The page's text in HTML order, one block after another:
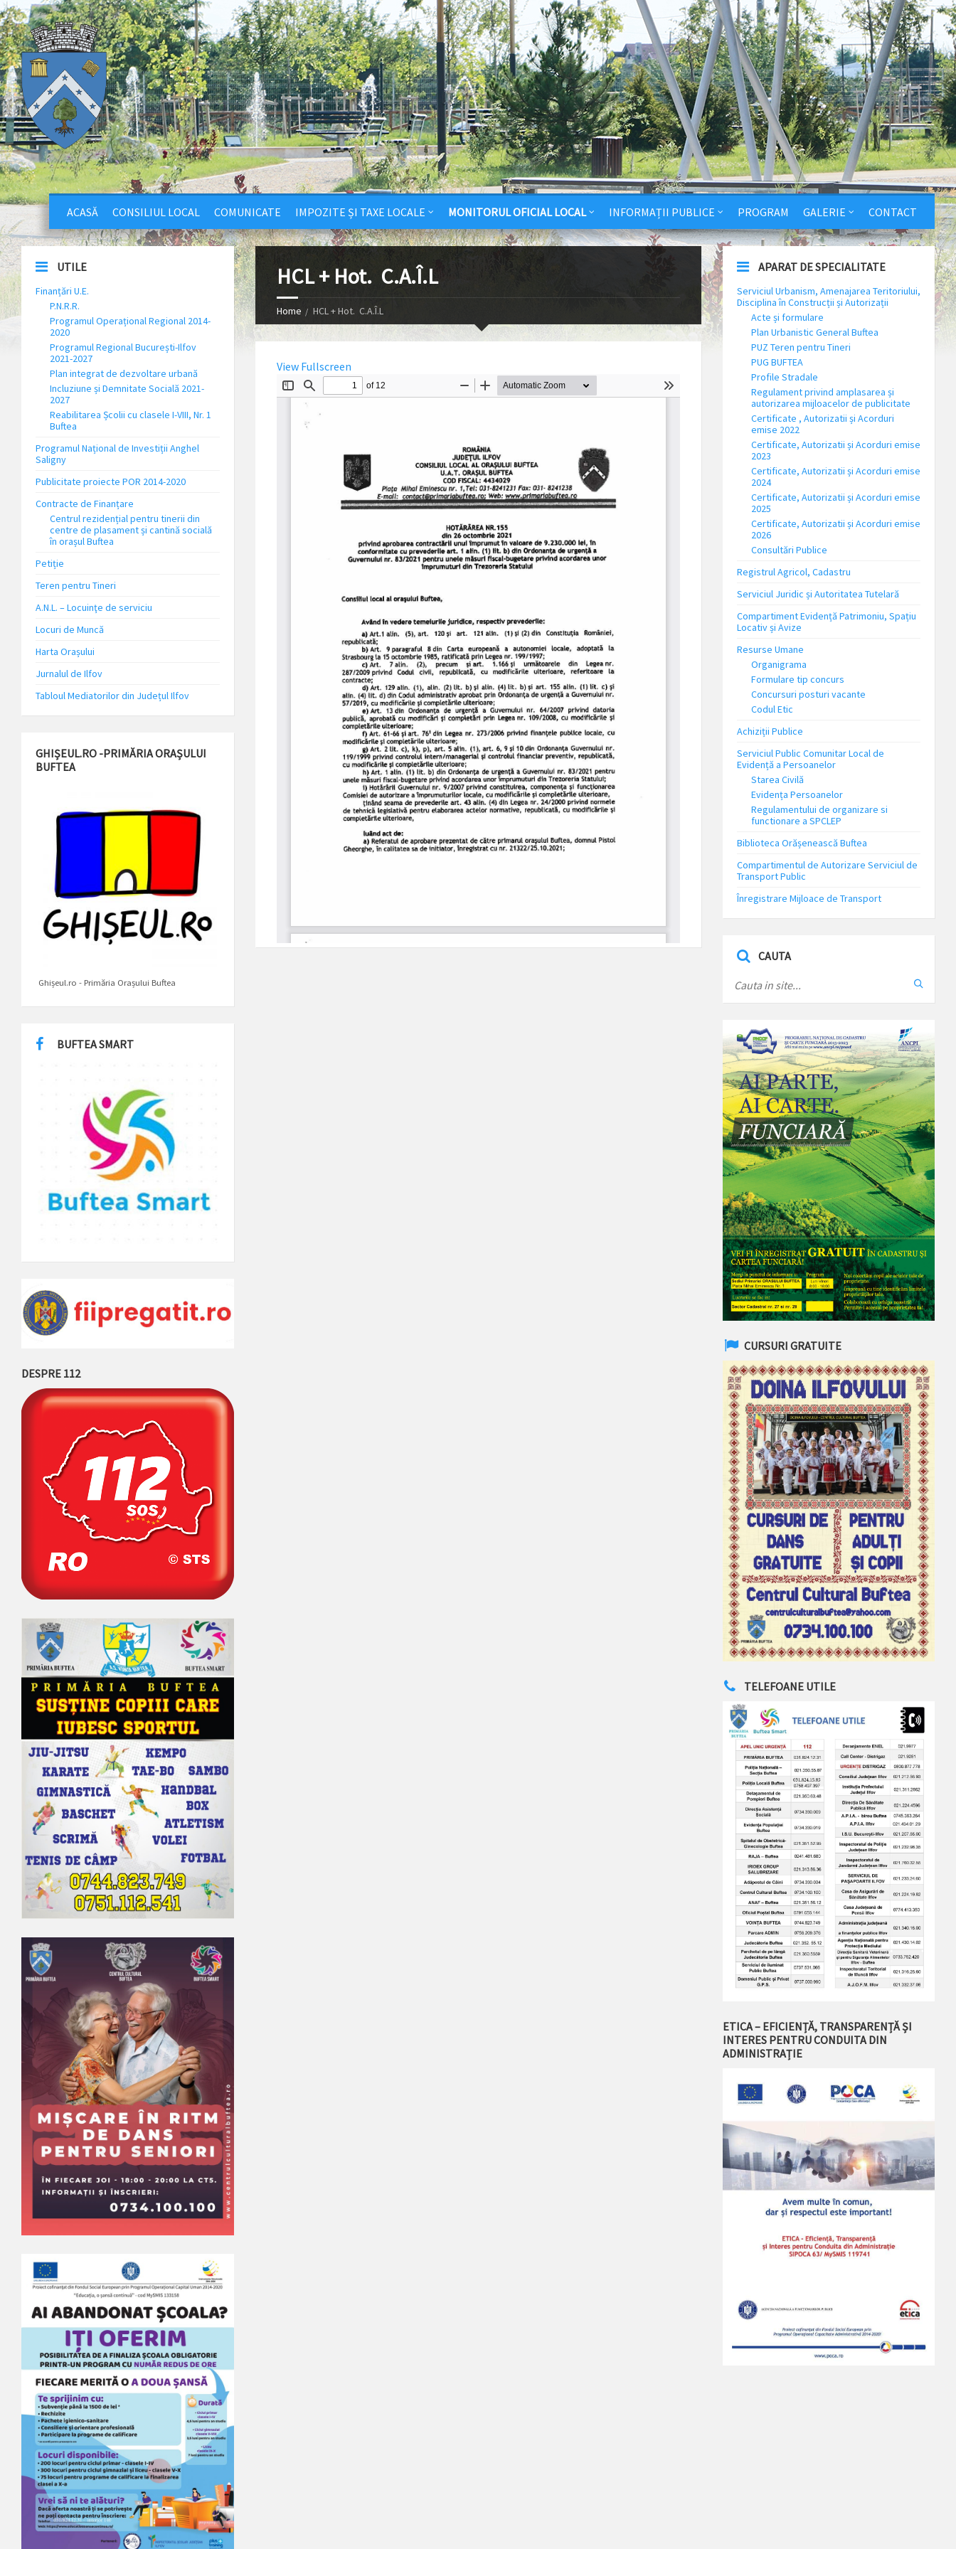
ACASĂ CONSILIUL LOCAL COMUNICATE IMPOZITE ȘI TAXE LOCALE MONITORUL OFICIAL LOCAL INFORMAȚII PUBLICE PROGRAM GALERIE CONTACT
HCL + Hot. C.A.Î.L
Home HCL + Hot. C.A.Î.L
View Fullscreen
UTILE
Finanțări U.E.
P.N.R.R.
Programul Operațional Regional 2014-
2020
Programul Regional București-Ilfov
2021-2027
Plan integrat de dezvoltare urbană
Incluziune și Demnitate Socială 2021-
2027
Reabilitarea Școlii cu clasele I-VIII, Nr. 1
Buftea
Programul Național de Investiții Anghel
Saligny
Publicitate proiecte POR 2014-2020
Contracte de Finanțare
Centrul rezidențial pentru tinerii din
centre de plasament și cantină socială
în orașul Buftea
Petiție
Teren pentru Tineri
A.N.L. – Locuinţe de serviciu
Locuri de Muncă
Harta Orașului
Jurnalul de Ilfov
Tabloul Mediatorilor din Județul Ilfov
GHIȘEUL.RO -PRIMĂRIA ORAȘULUI
BUFTEA
Ghișeul.ro - Primăria Orașului Buftea
BUFTEA SMART
DESPRE 112
APARAT DE SPECIALITATE
Serviciul Urbanism, Amenajarea Teritoriului,
Disciplina în Construcții și Autorizații
Acte și formulare
Plan Urbanistic General Buftea
PUZ Teren pentru Tineri
PUG BUFTEA
Profile Stradale
Regulament privind amplasarea și
autorizarea mijloacelor de publicitate
Certificate , Autorizatii și Acorduri
emise 2022
Certificate, Autorizatii și Acorduri emise
2023
Certificate, Autorizatii și Acorduri emise
2024
Certificate, Autorizatii și Acorduri emise
2025
Certificate, Autorizatii și Acorduri emise
2026
Consultări Publice
Registrul Agricol, Cadastru
Serviciul Juridic și Autoritatea Tutelară
Compartiment Evidență Patrimoniu, Spațiu
Locativ și Avize
Resurse Umane
Organigrama
Formulare tip concurs
Concursuri posturi vacante
Codul Etic
Achiziții Publice
Serviciul Public Comunitar Local de
Evidență a Persoanelor
Starea Civilă
Evidența Persoanelor
Regulamentului de organizare si
functionare a SPCLEP
Biblioteca Orășenească Buftea
Compartimentul de Autorizare Serviciul de
Transport Public
Înregistrare Mijloace de Transport
CAUTA
CURSURI GRATUITE
TELEFOANE UTILE
ETICA – EFICIENȚĂ, TRANSPARENȚĂ ȘI
INTERES PENTRU CONDUITA DIN
ADMINISTRAȚIE